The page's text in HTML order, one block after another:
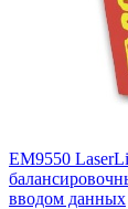
ЕМ9550
вводом данных